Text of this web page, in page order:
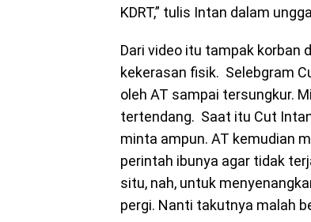
KDRT,” tulis Intan dalam
Dari video itu tampak korban
kekerasan fisik. Selebgram
oleh AT sampai tersungkur.
tertendang. Saat itu Cut
minta ampun. AT kemudian
perintah ibunya agar tidak
situ, nah, untuk
pergi. Nanti takutnya malah